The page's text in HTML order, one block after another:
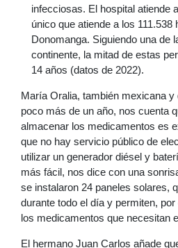
infecciosas. El hospital atiende
único que atiende a los 111.538
Donomanga. Siguiendo una de
continente, la mitad de estas
14 años (datos de 2022).
María Oralia, también mexicana y
poco más de un año, nos cuenta
almacenar los medicamentos es
que no hay servicio público de
utilizar un generador diésel y
más fácil, nos dice con una
se instalaron 24 paneles solares,
durante todo el día y permiten,
los medicamentos que necesitan
El hermano Juan Carlos añade